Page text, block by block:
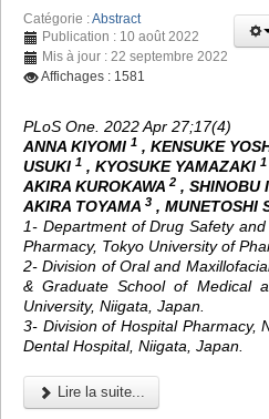
Catégorie :Abstract
Publication : 10 août 2022
Mis à jour : 22 septembre 2022
Affichages : 1581
PLoS One. 2022 Apr 27;17(4)
ANNA KIYOMI 1 , KENSUKE
USUKI 1 , KYOSUKE YAMAZAKI 1
AKIRA KUROKAWA 2 , SHINOBU
AKIRA TOYAMA 3 , MUNETOSHI
1- Department of Drug Safety
Pharmacy, Tokyo University of
2- Division of Oral and
& Graduate School of Medical
University, Niigata, Japan.
3- Division of Hospital Pharmacy,
Dental Hospital, Niigata, Japan.
Lire la suite...